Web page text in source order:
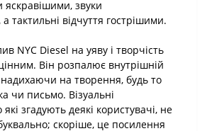
яскравішими, звуки
тактильні відчуття гострішими.
NYC Diesel на уяву і творчість
Він розпалює внутрішній
на творення, будь то
чи письмо. Візуальні
згадують деякі користувачі, не
скоріше, це посилення